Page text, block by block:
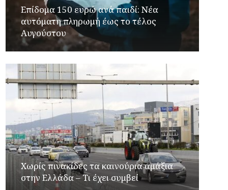
Επίδομα 150 ευρώ ανά παιδί: Νέα
αυτόματη πληρωμή έως το τέλος
Αυγούστου
Χωρίς πινακίδες τα καινούρια αμάξια
στην Ελλάδα – Τι έχει συμβεί